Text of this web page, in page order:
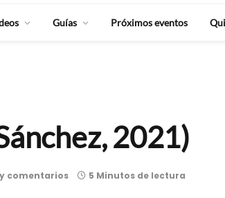
Guías Próximos eventos
2021)
comentarios 5 Minutos de lectura